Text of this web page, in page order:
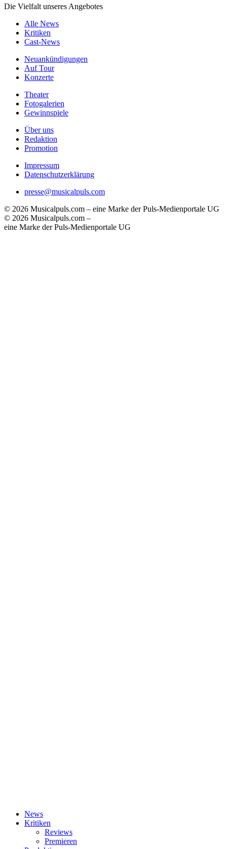
Die Vielfalt unseres Angebotes
Alle News
Kritiken
Cast-News
Neuankündigungen
Auf Tour
Konzerte
Theater
Fotogalerien
Gewinnspiele
Über uns
Redaktion
Promotion
Impressum
Datenschutzerklärung
presse@musicalpuls.com
© 2026 Musicalpuls.com – eine Marke der Puls-Medienportale UG
© 2026 Musicalpuls.com –
eine Marke der Puls-Medienportale UG
News
Kritiken
Reviews
Premieren